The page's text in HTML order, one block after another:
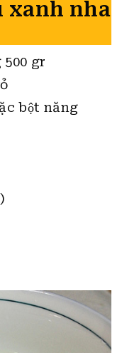
xanh nha
gr
bột năng